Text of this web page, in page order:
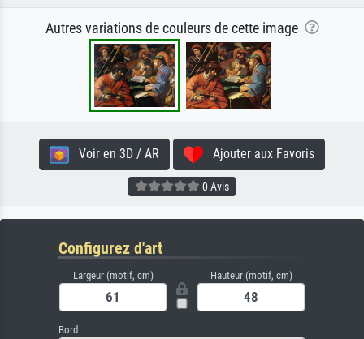
Autres variations de couleurs de cette image
Voir en 3D / AR Ajouter aux Favoris
0 Avis
Configurez d'art
Largeur (motif, cm) Hauteur (motif, cm)
Bord